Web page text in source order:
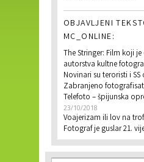
OBJAVLJENI
MC_ONLINE:
The Stringer: Film koji
autorstva kultne
Novinari su teroristi i SS
Zabranjeno
Telefoto – špijunska
23/10/2018
Voajerizam ili lov na
Fotograf je guslar 21.